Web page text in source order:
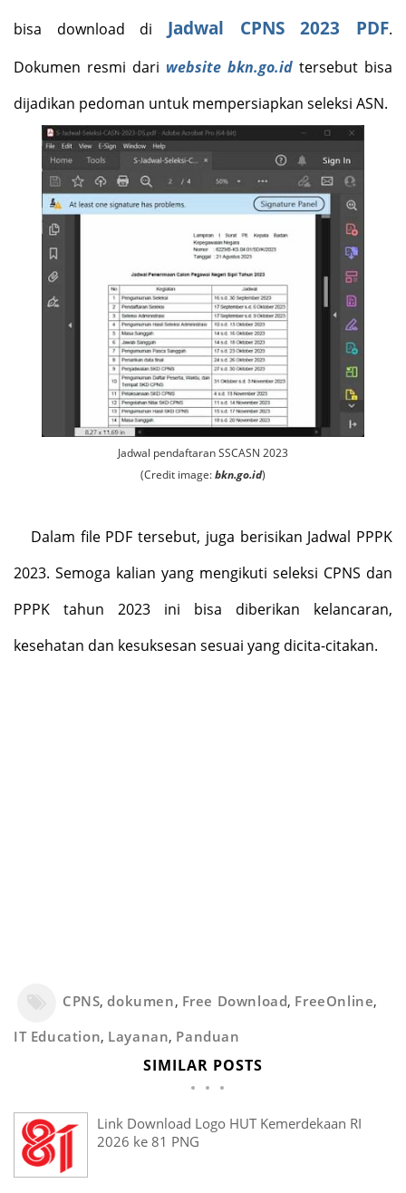
bisa download di Jadwal CPNS 2023 PDF.
Dokumen resmi dari website bkn.go.id tersebut bisa
dijadikan pedoman untuk mempersiapkan seleksi ASN.
Jadwal pendaftaran SSCASN 2023
(Credit image:bkn.go.id)
Dalam file PDF tersebut, juga berisikan Jadwal PPPK
2023. Semoga kalian yang mengikuti seleksi CPNS dan
PPPK tahun 2023 ini bisa diberikan kelancaran,
kesehatan dan kesuksesan sesuai yang dicita-citakan.
CPNS,dokumen, Free Download, FreeOnline,
IT Education, Layanan, Panduan
SIMILAR POSTS
Link Download Logo HUT Kemerdekaan RI
2026 ke 81 PNG